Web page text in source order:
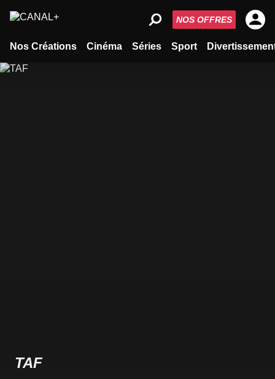
Nos Créations Cinéma Séries Sport
NOS OFFRES
TAF